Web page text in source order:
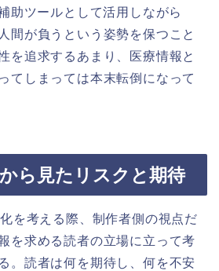
助ツールとして活用しながら
間が負うという姿勢を保つこと
を追求するあまり、医療情報と
てしまっては本末転倒になって
ら見たリスクと期待
を考える際、制作者側の視点だ
を求める読者の立場に立って考
。読者は何を期待し、何を不安